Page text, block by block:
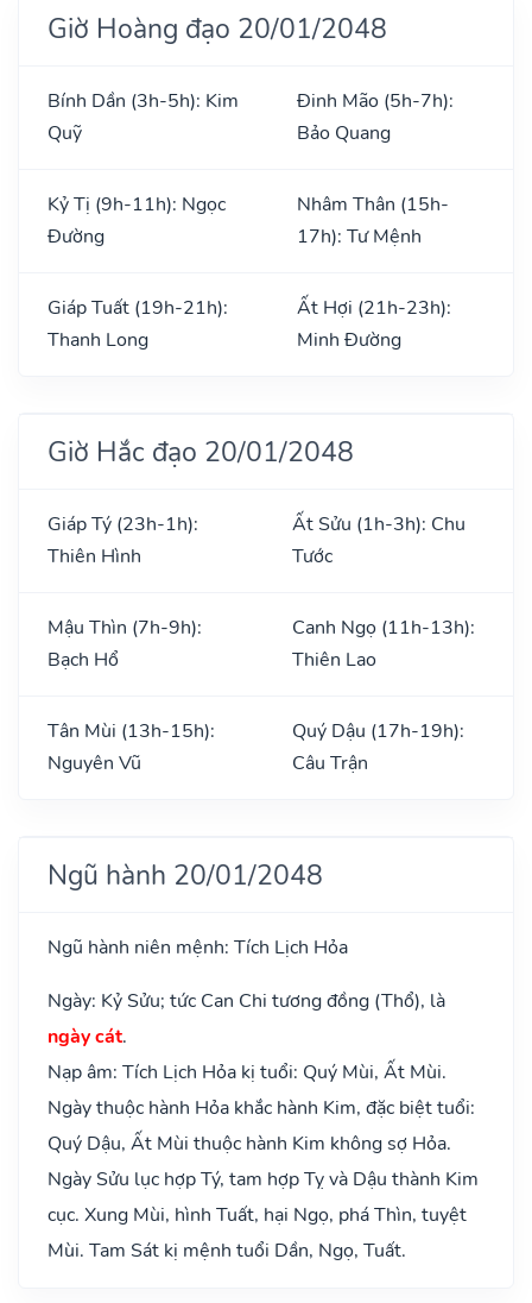
Giờ Hoàng đạo 20/01/2048
Bính Dần (3h-5h): Kim
Quỹ
Đinh Mão (5h-7h):
Bảo Quang
Kỷ Tị (9h-11h): Ngọc
Đường
Nhâm Thân (15h-
17h): Tư Mệnh
Giáp Tuất (19h-21h):
Thanh Long
Ất Hợi (21h-23h):
Minh Đường
Giờ Hắc đạo 20/01/2048
Giáp Tý (23h-1h):
Thiên Hình
Ất Sửu (1h-3h): Chu
Tước
Mậu Thìn (7h-9h):
Bạch Hổ
Canh Ngọ (11h-13h):
Thiên Lao
Tân Mùi (13h-15h):
Nguyên Vũ
Quý Dậu (17h-19h):
Câu Trận
Ngũ hành 20/01/2048
Ngũ hành niên mệnh: Tích Lịch Hỏa
Ngày: Kỷ Sửu; tức Can Chi tương đồng (Thổ), là
ngày cát.
Nạp âm: Tích Lịch Hỏa kị tuổi: Quý Mùi, Ất Mùi.
Ngày thuộc hành Hỏa khắc hành Kim, đặc biệt tuổi:
Quý Dậu, Ất Mùi thuộc hành Kim không sợ Hỏa.
Ngày Sửu lục hợp Tý, tam hợp Tỵ và Dậu thành Kim
cục. Xung Mùi, hình Tuất, hại Ngọ, phá Thìn, tuyệt
Mùi. Tam Sát kị mệnh tuổi Dần, Ngọ, Tuất.